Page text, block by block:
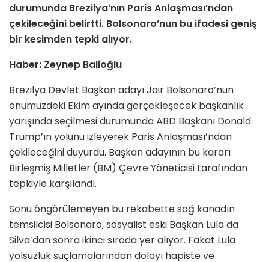
durumunda Brezilya’nın Paris Anlaşması’ndan
çekileceğini belirtti. Bolsonaro’nun bu ifadesi geniş
bir kesimden tepki alıyor.
Haber: Zeynep Balioğlu
Brezilya Devlet Başkan adayı Jair Bolsonaro’nun
önümüzdeki Ekim ayında gerçekleşecek başkanlık
yarışında seçilmesi durumunda ABD Başkanı Donald
Trump’ın yolunu izleyerek Paris Anlaşması’ndan
çekileceğini duyurdu. Başkan adayının bu kararı
Birleşmiş Milletler (BM) Çevre Yöneticisi tarafından
tepkiyle karşılandı.
Sonu öngörülemeyen bu rekabette sağ kanadın
temsilcisi Bolsonaro, sosyalist eski Başkan Lula da
Silva’dan sonra ikinci sırada yer alıyor. Fakat Lula
yolsuzluk suçlamalarından dolayı hapiste ve